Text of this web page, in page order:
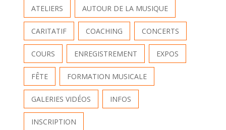
ATELIERS AUTOUR DE LA MUSIQUE
CARITATIF COACHING CONCERTS
COURS ENREGISTREMENT EXPOS
FÊTE FORMATION MUSICALE
GALERIES VIDÉOS INFOS
INSCRIPTION